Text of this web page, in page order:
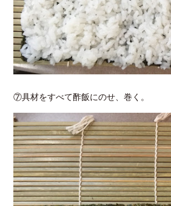
⑦具材をすべて酢飯にのせ、巻く。